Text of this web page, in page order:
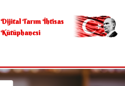
Dijital Tarım İhtisas
Kütüphanesi